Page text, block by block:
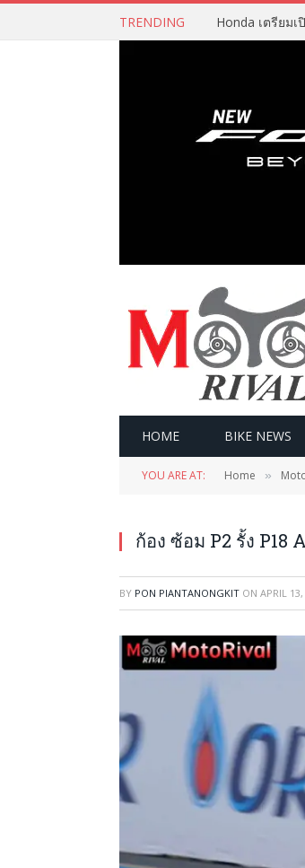
TRENDING Honda เตรียม
HOME BIKE NEWS
YOU ARE AT: Home »
ก้อง ซ้อม P2 รั้ง P18
BY PON PIANTANONGKIT ON APRIL